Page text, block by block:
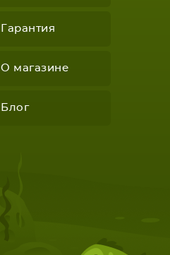
Гарантия
О магазине
Блог